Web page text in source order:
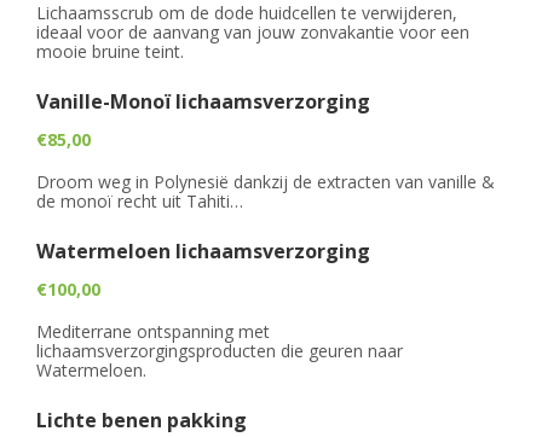
Voeten
Prijslijst
Foto's
Reserveren
Prijzen
Foto's
Reserveren
Arrangementen
Cadeaubon
Huisregels
Privé Wellness met Massage
Cadeaubon
Producten
PROMO'S
Lichaamsscrub om de dode huidcellen te verwijderen,
ideaal voor de aanvang van jouw zonvakantie voor een
mooie bruine teint.
Vanille-Monoï lichaamsverzorging
€85,00
Droom weg in Polynesië dankzij de extracten van vanille &
de monoï recht uit Tahiti…
Watermeloen lichaamsverzorging
€100,00
Mediterrane ontspanning met
lichaamsverzorgingsproducten die geuren naar
Watermeloen.
Lichte benen pakking